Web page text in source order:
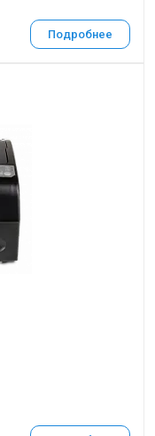
Подробнее